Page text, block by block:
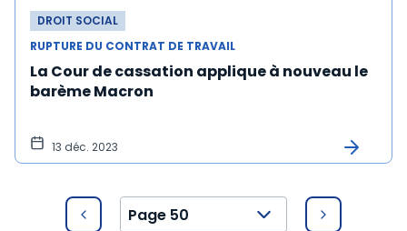
DROIT SOCIAL
RUPTURE DU CONTRAT DE TRAVAIL
La Cour de cassation applique à nouveau le
barème Macron
13 déc. 2023